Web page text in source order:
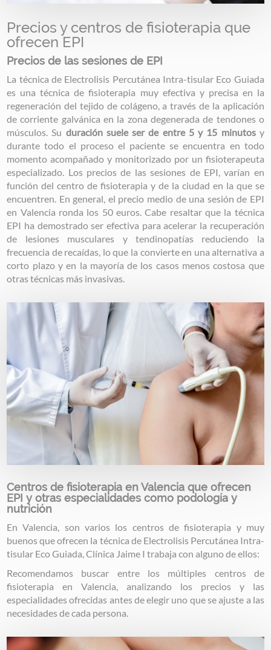
Precios y centros de fisioterapia que
ofrecen EPI
Precios de las sesiones de EPI
La técnica de Electrolisis Percutánea Intra-tisular Eco Guiada
es una técnica de fisioterapia muy efectiva y precisa en la
regeneración del tejido de colágeno, a través de la aplicación
de corriente galvánica en la zona degenerada de tendones o
músculos. Su duración suele ser de entre 5 y 15 minutos y
durante todo el proceso el paciente se encuentra en todo
momento acompañado y monitorizado por un fisioterapeuta
especializado. Los precios de las sesiones de EPI, varían en
función del centro de fisioterapia y de la ciudad en la que se
encuentren. En general, el precio medio de una sesión de EPI
en Valencia ronda los 50 euros. Cabe resaltar que la técnica
EPI ha demostrado ser efectiva para acelerar la recuperación
de lesiones musculares y tendinopatías reduciendo la
frecuencia de recaídas, lo que la convierte en una alternativa a
corto plazo y en la mayoría de los casos menos costosa que
otras técnicas más invasivas.
Image
Centros de fisioterapia en Valencia que ofrecen
EPI y otras especialidades como podología y
nutrición
En Valencia, son varios los centros de fisioterapia y muy
buenos que ofrecen la técnica de Electrolisis Percutánea Intra-
tisular Eco Guiada, Clínica Jaime I trabaja con alguno de ellos:
Recomendamos buscar entre los múltiples centros de
fisioterapia en Valencia, analizando los precios y las
especialidades ofrecidas antes de elegir uno que se ajuste a las
necesidades de cada persona.
Image